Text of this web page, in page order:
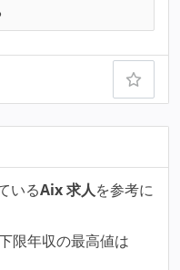
いるAix 求人を参考に
限年収の最高値は